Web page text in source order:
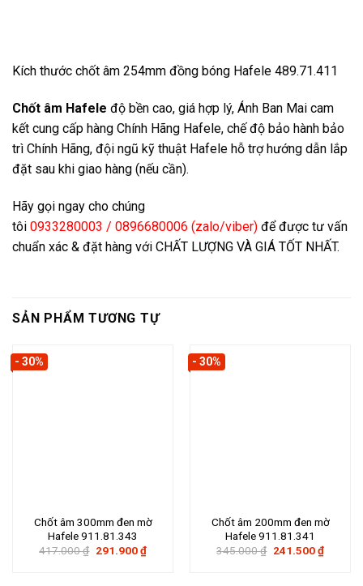
Kích thước chốt âm 254mm đồng bóng Hafele 489.71.411
Chốt âm Hafele độ bền cao, giá hợp lý, Ánh Ban Mai cam
kết cung cấp hàng Chính Hãng Hafele, chế độ bảo hành bảo
trì Chính Hãng, đội ngũ kỹ thuật Hafele hỗ trợ hướng dẫn lắp
đặt sau khi giao hàng (nếu cần).
Hãy gọi ngay cho chúng
tôi 0933280003 / 0896680006 (zalo/viber) để được tư vấn
chuẩn xác & đặt hàng với CHẤT LƯỢNG VÀ GIÁ TỐT NHẤT.
SẢN PHẨM TƯƠNG TỰ
- 30%
Chốt âm 300mm đen mờ
Hafele 911.81.343
417.000₫ Giá
291.900₫Giá
hiện
- 30%
Chốt âm 200mm đen mờ
Hafele 911.81.341
345.000₫ Giá
241.500₫Giá
hiện